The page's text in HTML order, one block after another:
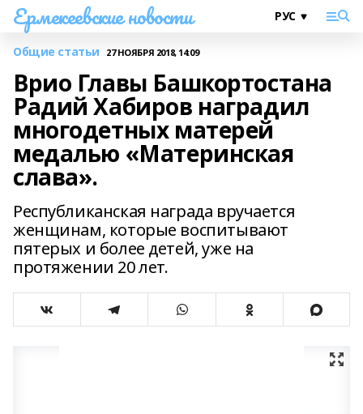
Ермекеевские новости
Общие статьи 27 НОЯБРЯ 2018, 14:09
Врио Главы Башкортостана
Радий Хабиров наградил
многодетных матерей
медалью «Материнская
слава».
Республиканская награда вручается
женщинам, которые воспитывают
пятерых и более детей, уже на
протяжении 20 лет.